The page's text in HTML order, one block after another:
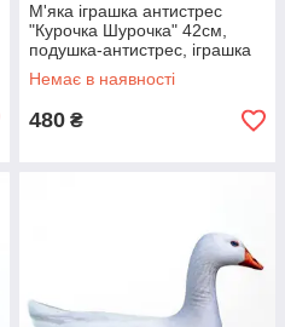
М'яка іграшка антистрес
"Курочка Шурочка" 42см,
подушка-антистрес, іграшка
курочка
Немає в наявності
480 ₴